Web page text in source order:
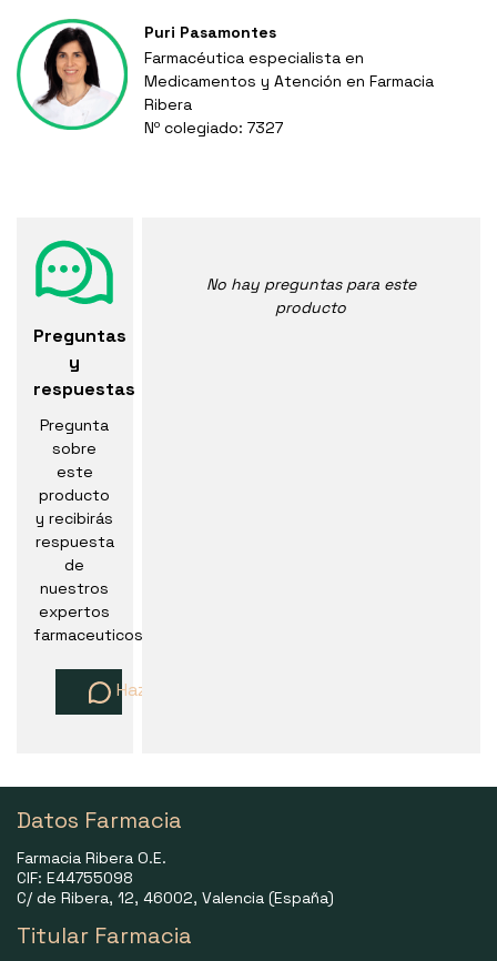
Puri Pasamontes
Farmacéutica especialista en
Medicamentos y Atención en Farmacia
Ribera
Nº colegiado: 7327
Preguntas
y
respuestas
Pregunta
sobre
este
producto
y recibirás
respuesta
de
nuestros
expertos
farmaceuticos
Haz una pregunta
No hay preguntas para este
producto
Datos Farmacia
Farmacia Ribera O.E.
CIF: E44755098
C/ de Ribera, 12, 46002, Valencia (España)
Titular Farmacia